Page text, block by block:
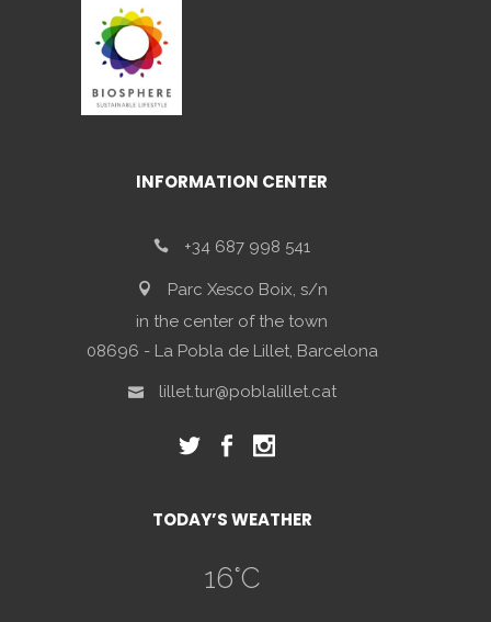
INFORMATION CENTER
+34 687 998 541
Parc Xesco Boix, s/n
in the center of the town
08696 - La Pobla de Lillet, Barcelona
lillet.tur@poblalillet.cat
TODAY’S WEATHER
16°C